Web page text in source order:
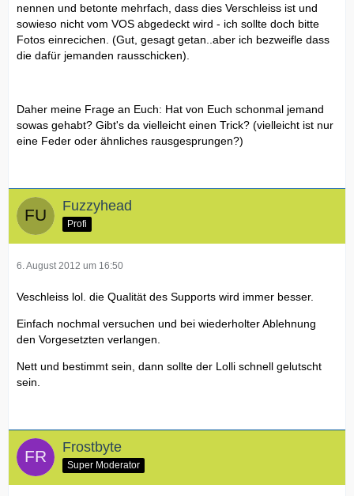
nennen und betonte mehrfach, dass dies Verschleiss ist und
sowieso nicht vom VOS abgedeckt wird - ich sollte doch bitte
Fotos einrecichen. (Gut, gesagt getan..aber ich bezweifle dass
die dafür jemanden rausschicken).
Daher meine Frage an Euch: Hat von Euch schonmal jemand
sowas gehabt? Gibt's da vielleicht einen Trick? (vielleicht ist nur
eine Feder oder ähnliches rausgesprungen?)
Fuzzyhead
Profi
6. August 2012 um 16:50
Veschleiss lol. die Qualität des Supports wird immer besser.
Einfach nochmal versuchen und bei wiederholter Ablehnung
den Vorgesetzten verlangen.
Nett und bestimmt sein, dann sollte der Lolli schnell gelutscht
sein.
Frostbyte
Super Moderator